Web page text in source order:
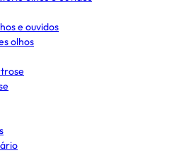
e ouvidos
olhos